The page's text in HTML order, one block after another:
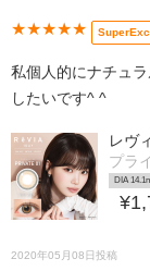
★★★★★
私個人的にナチュ
したいです^ ^
レヴ
プラ
DIA
2020年05月08日投稿